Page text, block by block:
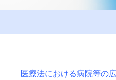
医療法における病院等の